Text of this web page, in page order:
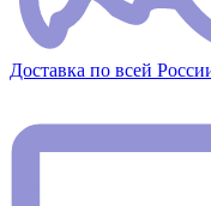
Доставка по всей